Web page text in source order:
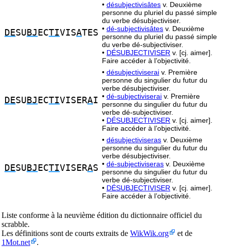
DESU BJ ECTIVISATES
• désubjectivisâtes v. Deuxième
personne du pluriel du passé simple
du verbe désubjectiviser.
• dé-subjectivisâtes v. Deuxième
personne du pluriel du passé simple
du verbe dé-subjectiviser.
• DÉSUBJECTIVISER v. [cj. aimer].
Faire accéder à l’objectivité.
DESU BJ ECTIVISERAI
• désubjectiviserai v. Première
personne du singulier du futur du
verbe désubjectiviser.
• dé-subjectiviserai v. Première
personne du singulier du futur du
verbe dé-subjectiviser.
• DÉSUBJECTIVISER v. [cj. aimer].
Faire accéder à l’objectivité.
DESU BJ ECTIVISERAS
• désubjectiviseras v. Deuxième
personne du singulier du futur du
verbe désubjectiviser.
• dé-subjectiviseras v. Deuxième
personne du singulier du futur du
verbe dé-subjectiviser.
• DÉSUBJECTIVISER v. [cj. aimer].
Faire accéder à l’objectivité.
Liste conforme à la neuvième édition du dictionnaire officiel du
scrabble.
Les définitions sont de courts extraits de WikWik.org
et de
1Mot.net
.